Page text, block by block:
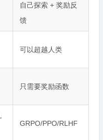
自己探索 + 奖励反
馈
可以超越人类
只需要奖励函数
GRPO/PPO/RLHF